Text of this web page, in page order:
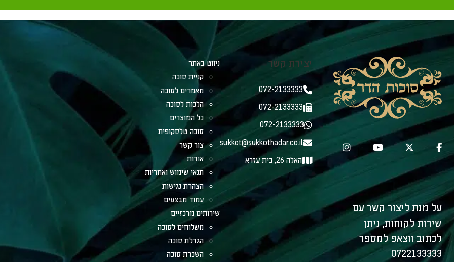
על מנת ליצור קשר עם
שירות לקוחות, ניתן
לכתוב ווצאפ למספר
0722133333
יצירת קשר
072-2133333
072-2133333
072-2133333
sukkot@sukkothadar.co.il
האלה 26, בית עזרא
ניווט באתר
קניית סוכה
מאמרים לסוכה
הלכות לסוכה
כל המוצרים
סוכה טלסקופית
צור קשר
אודות
תנאי שימוש ואחריות
הצהרת נגישות
עמוד מבצעים
שירותים מרכזיים
משלוחים לסוכה
הגדלת סוכה
השכרת סוכה